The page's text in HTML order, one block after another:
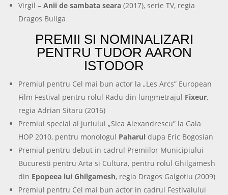
Virgil –Anii de sambata seara (2017), serie TV, regia
Dragos Buliga
PREMII SI NOMINALIZARI
PENTRU TUDOR AARON
ISTODOR
Premiul pentru Cel mai bun actor la „Les Arcs” European
Film Festival pentru rolul Radu din lungmetrajul Fixeur,
regia Adrian Sitaru (2016)
Premiul special al juriului „Sica Alexandrescu” la Gala
HOP 2010, pentru monologul Paharul dupa Eric Bogosian
Premiul pentru debut in cadrul Premiilor Municipiului
Bucuresti pentru Arta si Cultura, pentru rolul Ghilgamesh
din Epopeea lui Ghilgamesh, regia Dragos Galgotiu (2009)
Premiul pentru Cel mai bun actor in cadrul Festivalului